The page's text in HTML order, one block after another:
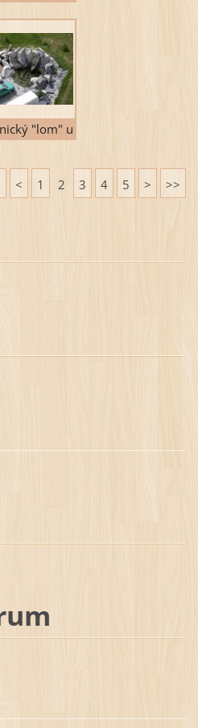
"lom" u
< 1 2 3 4 5 > >>